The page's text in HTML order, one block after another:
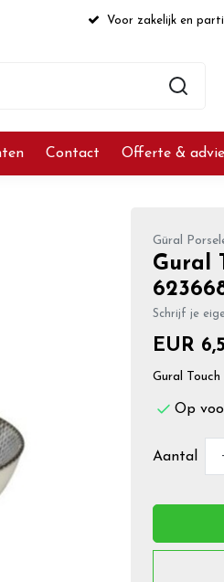
Voor zakelijk en
Contact Offerte &
Güral
Gural
Schrijf je
EUR
Gural
Op
Aantal -